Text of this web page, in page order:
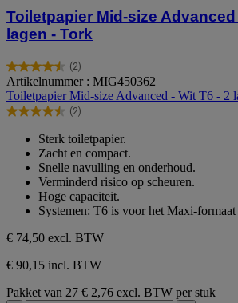
Toiletpapier Mid-size Advanced
lagen - Tork
(2)
4.5
van
de
5
beoordelingen
Artikelnummer : MIG450362
Toiletpapier Mid-size Advanced - Wit T6 - 2
(2)
4.5
sterren.
beoordelingen
Sterk toiletpapier.
Zacht en compact.
Snelle navulling en onderhoud.
Verminderd risico op scheuren.
Hoge capaciteit.
Systemen: T6 is voor het Maxi-formaat
€ 74,50 excl. BTW
€ 90,15 incl. BTW
Pakket van 27 € 2,76 excl. BTW per stuk